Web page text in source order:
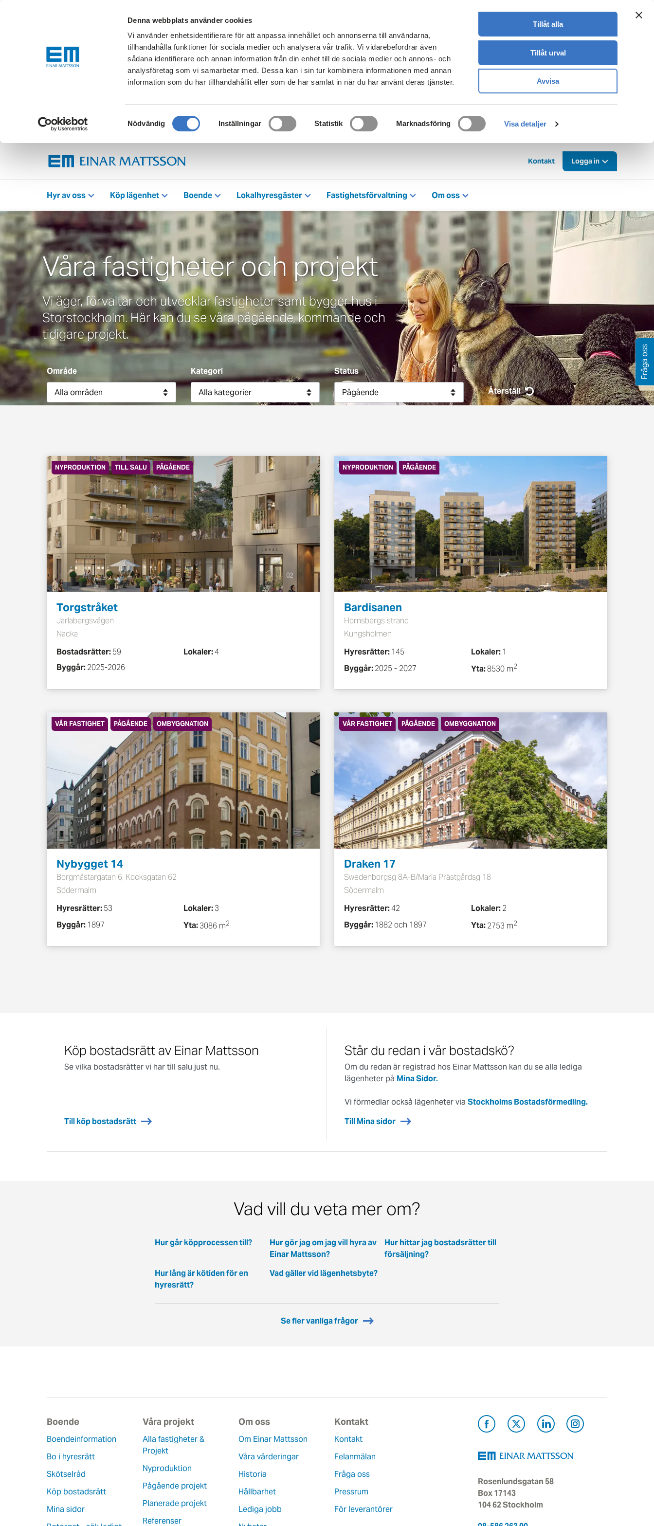
Denna webbplats använder cookies
Vi använder enhetsidentifierare för att anpassa innehållet och annonserna till användarna,
tillhandahålla funktioner för sociala medier och analysera vår trafik. Vi vidarebefordrar även
sådana identifierare och annan information från din enhet till de sociala medier och annons- och
analysföretag som vi samarbetar med. Dessa kan i sin tur kombinera informationen med annan
information som du har tillhandahållit eller som de har samlat in när du har använt deras tjänster.
Samtyckesval
Nödvändig Inställningar Statistik Marknadsföring Visa detaljer
Tillåt alla
Tillåt urval
Avvisa
Kontakt Logga in
Hyr av oss Köp lägenhet Boende Lokalhyresgäster Fastighetsförvaltning Om oss
Våra fastigheter och projekt
Vi äger, förvaltar och utvecklar fastigheter samt bygger hus i
Storstockholm. Här kan du se våra pågående, kommande och
tidigare projekt.
Område Kategori
Status
Återställ
NYPRODUKTION TILL SALU PÅGÅENDE
Torgstråket
Jarlabergsvägen
Nacka
Bostadsrätter:59 Lokaler:4
Byggår:2025-2026
NYPRODUKTION PÅGÅENDE
Bardisanen
Hornsbergs strand
Kungsholmen
Hyresrätter:145 Lokaler:1
Byggår:2025 - 2027 Yta:8530 m2
VÅR FASTIGHET PÅGÅENDE OMBYGGNATION
Nybygget 14
Borgmästargatan 6, Kocksgatan 62
Södermalm
Hyresrätter:53 Lokaler:3
Byggår:1897 Yta:3086 m2
VÅR FASTIGHET PÅGÅENDE OMBYGGNATION
Draken 17
Swedenborgsg 8A-B/Maria Prästgårdsg 18
Södermalm
Hyresrätter:42 Lokaler:2
Byggår:1882 och 1897 Yta:2753 m2
Köp bostadsrätt av Einar Mattsson
Se vilka bostadsrätter vi har till salu just nu.
Till köp bostadsrätt
Står du redan i vår bostadskö?
Om du redan är registrad hos Einar Mattsson kan du se alla lediga
lägenheter på Mina Sidor.
Vi förmedlar också lägenheter via Stockholms Bostadsförmedling.
Till Mina sidor
Vad vill du veta mer om?
Hur går köpprocessen till?
Hur gör jag om jag vill hyra av
Einar Mattsson?
Hur hittar jag bostadsrätter till
försäljning?
Hur lång är kötiden för en
hyresrätt?
Vad gäller vid lägenhetsbyte?
Se fler vanliga frågor
Boende
Boendeinformation
Bo i hyresrätt
Skötselråd
Köp bostadsrätt
Mina sidor
Våra projekt
Alla fastigheter &
Projekt
Nyproduktion
Pågående projekt
Planerade projekt
Referenser
Om oss
Om Einar Mattsson
Våra värderingar
Historia
Hållbarhet
Lediga jobb
Kontakt
Kontakt
Felanmälan
Fråga oss
Pressrum
För leverantörer
Rosenlundsgatan 58
Box 17143
104 62 Stockholm
Fråga oss